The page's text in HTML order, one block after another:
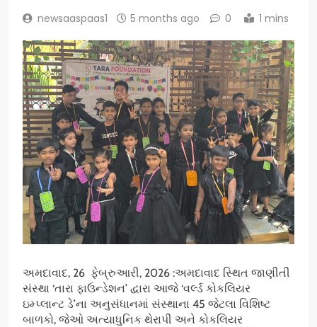
newsaaspaas1 5 months ago 0 1 mins
અમદાવાદ, 26 ફેબ્રુઆરી, 2026 :અમદાવાદ સ્થિત જાણીતી
સંસ્થા ‘તારા ફાઉન્ડેશન’ દ્વારા આજે ‘વર્લ્ડ કોકલિયર
ઇમ્પ્લાન્ટ ડે’ના અનુસંધાનમાં સંસ્થાના 45 જેટલા વિશિષ્ટ
બાળકો, જેઓ અત્યાધુનિક થેરાપી અને કોકલિયર